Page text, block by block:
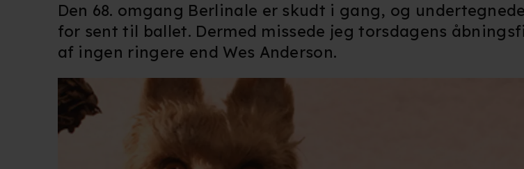
Den 68. omgang Berlinale er skudt i gang, og
for sent til ballet. Dermed missede jeg torsdagens
af ingen ringere end Wes Anderson.